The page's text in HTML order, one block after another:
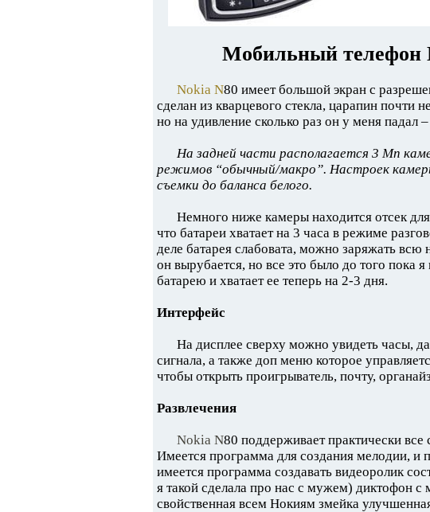
Мобильный телефон
Nokia N80 имеет большой экран с
сделан из кварцевого стекла, царапин почти
но на удивление сколько раз он у меня падал
На задней части располагается 3 Мп
режимов “обычный/макро”. Настроек
съемки до баланса белого.
Немного ниже камеры находится отсек
что батареи хватает на 3 часа в режиме
деле батарея слабовата, можно заряжать
он вырубается, но все это было до того пока
батарею и хватает ее теперь на 2-3 дня.
Интерфейс
На дисплее сверху можно увидеть часы,
сигнала, а также доп меню которое
чтобы открыть проигрыватель, почту,
Развлечения
Nokia N80 поддерживает практически
Имеется программа для создания мелодии, и
имеется программа создавать видеоролик
я такой сделала про нас с мужем) диктофон
свойственная всем Нокиям змейка